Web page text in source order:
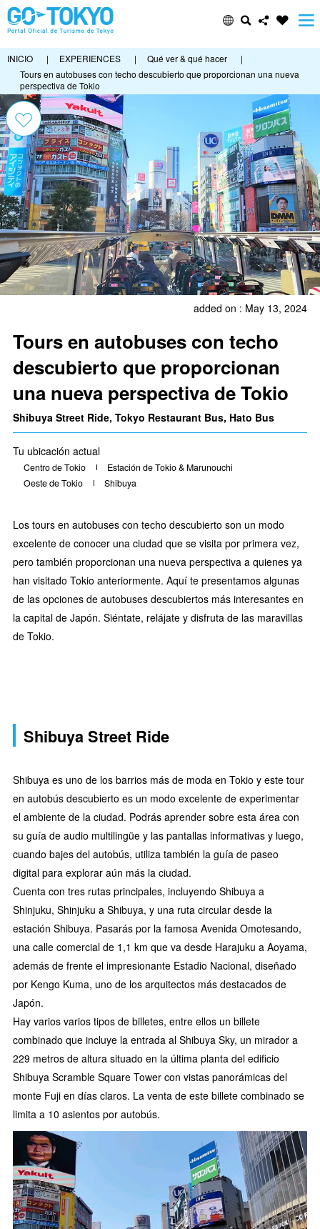
INICIO | EXPERIENCES | Qué ver & qué hacer
|
Tours en autobuses con techo descubierto que proporcionan una nueva
perspectiva de Tokio
added on : May 13, 2024
Tours en autobuses con techo
descubierto que proporcionan
una nueva perspectiva de Tokio
Shibuya Street Ride, Tokyo Restaurant Bus, Hato Bus
Tu ubicación actual
Centro de Tokio
Estación de Tokio & Marunouchi
Oeste de Tokio
Shibuya
Los tours en autobuses con techo descubierto son un modo
excelente de conocer una ciudad que se visita por primera vez,
pero también proporcionan una nueva perspectiva a quienes ya
han visitado Tokio anteriormente. Aquí te presentamos algunas
de las opciones de autobuses descubiertos más interesantes en
la capital de Japón. Siéntate, relájate y disfruta de las maravillas
de Tokio.
Shibuya Street Ride
Shibuya es uno de los barrios más de moda en Tokio y este tour
en autobús descubierto es un modo excelente de experimentar
el ambiente de la ciudad. Podrás aprender sobre esta área con
su guía de audio multilingüe y las pantallas informativas y luego,
cuando bajes del autobús, utiliza también la guía de paseo
digital para explorar aún más la ciudad.
Cuenta con tres rutas principales, incluyendo Shibuya a
Shinjuku, Shinjuku a Shibuya, y una ruta circular desde la
estación Shibuya. Pasarás por la famosa Avenida Omotesando,
una calle comercial de 1,1 km que va desde Harajuku a Aoyama,
además de frente el impresionante Estadio Nacional, diseñado
por Kengo Kuma, uno de los arquitectos más destacados de
Japón.
Hay varios varios tipos de billetes, entre ellos un billete
combinado que incluye la entrada al Shibuya Sky, un mirador a
229 metros de altura situado en la última planta del edificio
Shibuya Scramble Square Tower con vistas panorámicas del
monte Fuji en días claros. La venta de este billete combinado se
limita a 10 asientos por autobús.